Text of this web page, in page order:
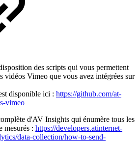
des scripts qui vous permettent
vidéos Vimeo que vous avez intégrées sur
disponible ici : https://github.com/at-
vimeo
d'AV Insights qui énumère tous les
mesurés : https://developers.atinternet-
data-collection/how-to-send-